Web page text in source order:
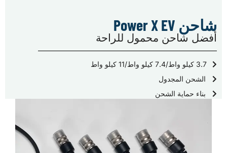
شاحن Power X EV
أفضل شاحن محمول للراحة
3.7 كيلو واط/7.4 كيلو واط/11 كيلو واط
الشحن المجدول
بناء حماية الشحن